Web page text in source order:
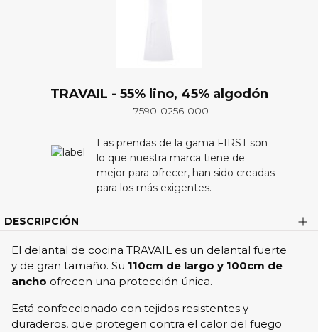
PLAZO DE ENTREGA
3-4 semanas
NO SE ADMITEN
DEVOLUCIONES
tampoco se admiten
TRAVAIL - 55% lino, 45% algodón
- 7590-0256-000
Las prendas de la gama FIRST son
lo que nuestra marca tiene de
mejor para ofrecer, han sido creadas
para los más exigentes.
DESCRIPCIÓN
El delantal de cocina TRAVAIL es un delantal fuerte
y de gran tamaño. Su 110cm de largo y 100cm de
ancho ofrecen una protección única.
Está confeccionado con tejidos resistentes y
duraderos, que protegen contra el calor del fuego